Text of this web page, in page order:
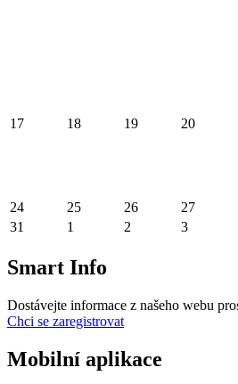
17 18 19 20
24 25 26 27
31
1 2 3
Smart Info
Dostávejte informace z našeho webu
Chci se zaregistrovat
Mobilní aplikace